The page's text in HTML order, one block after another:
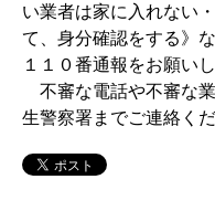
い業者は家に入れない
て、身分確認をする》
１１０番通報をお願いし
不審な電話や不審な
生警察署までご連絡くだ